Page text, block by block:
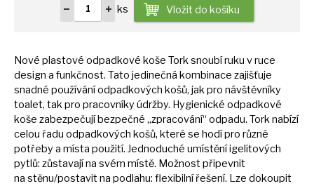
ks Vložit do košíku
Nové plastové odpadkové koše Tork snoubí ruku vruce
design a funkčnost. Tato jedinečná kombinace zajišťuje
snadné používání odpadkových košů, jak pro návštěvníky
toalet, tak pro pracovníky údržby. Hygienické odpadkové
koše zabezpečují bezpečné „zpracování“ odpadu. Tork nabízí
celou řadu odpadkových košů, které se hodí pro různé
potřebya místa použití. Jednoduché umístění igelitových
pytlů: zůstavajína svém místě. Možnost připevnit
na stěnu/postavitna podlahu: flexibilní řešení. Lze dokoupit